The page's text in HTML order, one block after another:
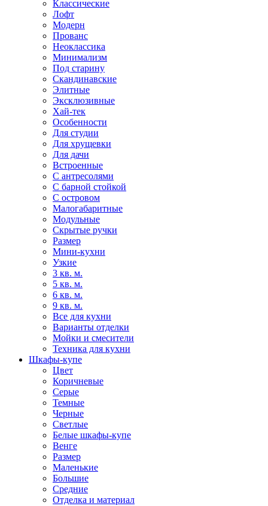
Классические
Лофт
Модерн
Прованс
Неоклассика
Минимализм
Под старину
Скандинавские
Элитные
Эксклюзивные
Хай-тек
Особенности
Для студии
Для хрущевки
Для дачи
Встроенные
С антресолями
С барной стойкой
С островом
Малогабаритные
Модульные
Скрытые ручки
Размер
Мини-кухни
Узкие
3 кв. м.
5 кв. м.
6 кв. м.
9 кв. м.
Все для кухни
Варианты отделки
Мойки и смесители
Техника для кухни
Шкафы-купе
Цвет
Коричневые
Серые
Темные
Черные
Светлые
Белые шкафы-купе
Венге
Размер
Маленькие
Большие
Средние
Отделка и материал